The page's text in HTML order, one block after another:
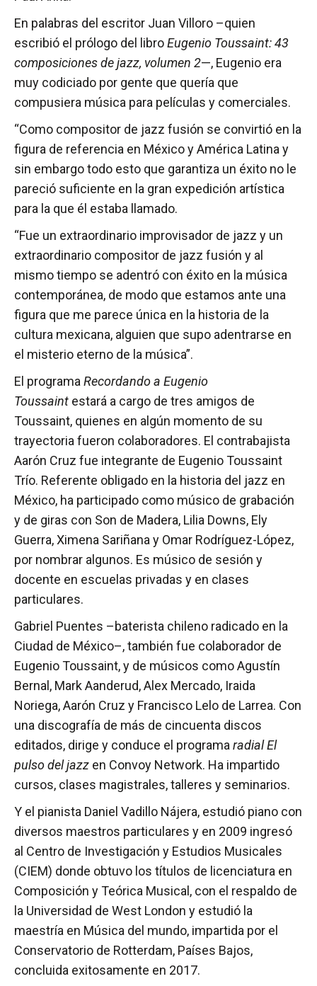
En palabras del escritor Juan Villoro –quien
escribió el prólogo del libroEugenio Toussaint: 43
composiciones de jazz, volumen 2—, Eugenio era
muy codiciado por gente que quería que
compusiera música para películas y comerciales.
“Como compositor de jazz fusión se convirtió en la
figura de referencia en México y América Latina y
sin embargo todo esto que garantiza un éxito no le
pareció suficiente en la gran expedición artística
para la que él estaba llamado.
“Fue un extraordinario improvisador de jazz y un
extraordinario compositor de jazz fusión y al
mismo tiempo se adentró con éxito en la música
contemporánea, de modo que estamos ante una
figura que me parece única en la historia de la
cultura mexicana, alguien que supo adentrarse en
el misterio eterno de la música”.
El programaRecordando a Eugenio
Toussaint estará a cargo de tres amigos de
Toussaint, quienes en algún momento de su
trayectoria fueron colaboradores. El contrabajista
Aarón Cruz fue integrante de Eugenio Toussaint
Trío. Referente obligado en la historia del jazz en
México, ha participado como músico de grabación
y de giras con Son de Madera, Lilia Downs, Ely
Guerra, Ximena Sariñana y Omar Rodríguez-López,
por nombrar algunos. Es músico de sesión y
docente en escuelas privadas y en clases
particulares.
Gabriel Puentes –baterista chileno radicado en la
Ciudad de México–, también fue colaborador de
Eugenio Toussaint, y de músicos como Agustín
Bernal, Mark Aanderud, Alex Mercado, Iraida
Noriega, Aarón Cruz y Francisco Lelo de Larrea. Con
una discografía de más de cincuenta discos
editados, dirige y conduce el programaradial El
pulso del jazz en Convoy Network. Ha impartido
cursos, clases magistrales, talleres y seminarios.
Y el pianista Daniel Vadillo Nájera, estudió piano con
diversos maestros particulares y en 2009 ingresó
al Centro de Investigación y Estudios Musicales
(CIEM) donde obtuvo los títulos de licenciatura en
Composición y Teórica Musical, con el respaldo de
la Universidad de West London y estudió la
maestría en Música del mundo, impartida por el
Conservatorio de Rotterdam, Países Bajos,
concluida exitosamente en 2017.